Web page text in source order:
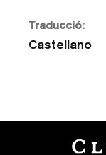
Traducció:
Castellano